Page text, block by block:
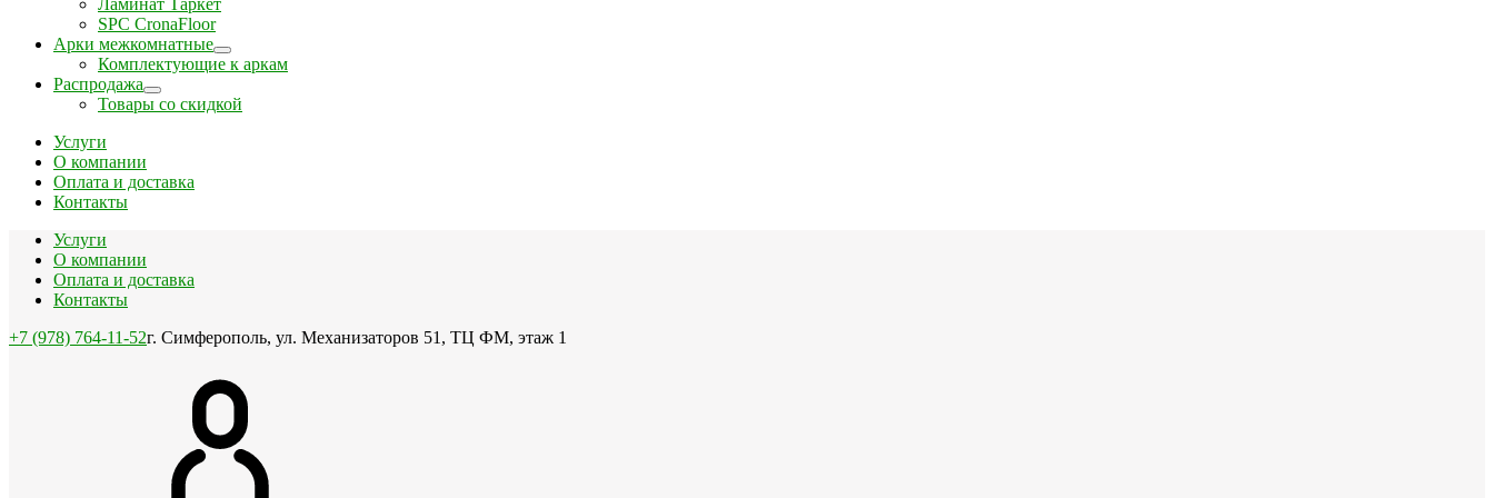
Ламинат Таркет
SPC CronaFloor
Арки межкомнатные
Комплектующие к аркам
Распродажа
Товары со скидкой
Услуги
О компании
Оплата и доставка
Контакты
Услуги
О компании
Оплата и доставка
Контакты
+7 (978) 764-11-52г. Симферополь, ул. Механизаторов 51, ТЦ ФМ, этаж 1